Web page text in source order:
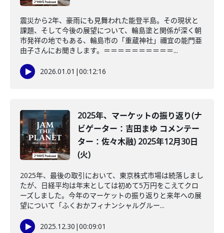
震災から2年、豪雨にも見舞われた能登半島。その現状と
課題、そして今後の展望について、輪島塗と関係が深く朝
市発祥の地でもある、輪島市の「重蔵神社」禰宜の能門亜
由子さんにお聞きします。＝＝＝＝＝＝＝＝＝＝...
2026.01.01 |00:12:16
2025年、マーケットの振り返り(ナ
ビゲーター：吉田まゆ コメンテー
ター：佐々木融) 2025年12月30日
(火)
2025年、最後の取引において、東京株式市場は続落しまし
たが、日経平均は年末としては初めて5万円をこえてクロ
ーズしました。今年のマーケットの振り返りと来年への展
望について「ふくおかフィナンシャルグルー...
2025.12.30 |00:09:01